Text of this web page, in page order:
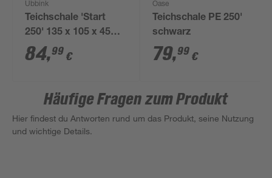
Ubbink
Teichschale 'Start
250' 135 x 105 x 45
cm
84,99 €
Oase
Teichschale PE 250'
schwarz
79,99 €
Häufige Fragen zum Produkt
Hier findest du Antworten rund um das Produkt, seine Nutzung
und wichtige Details.